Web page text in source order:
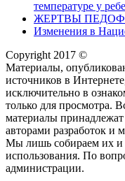
температуре у
ЖЕРТВЫ
Изменения в
Copyright 2017 ©
Материалы,
источников в
исключительно в
только для просмотра.
материалы
авторами разработок и
Мы лишь собираем их и
использования. По
администрации.